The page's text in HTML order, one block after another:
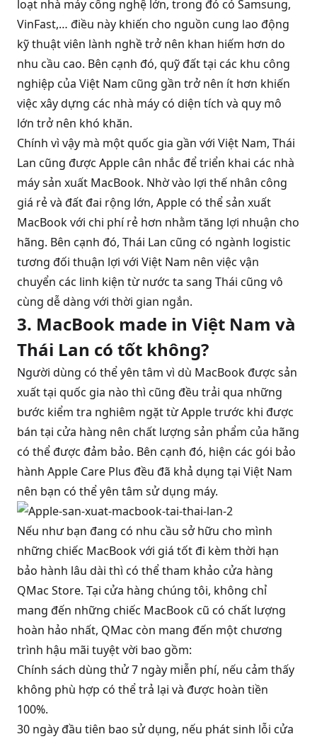
loạt nhà máy công nghệ lớn, trong đó có Samsung,
VinFast,… điều này khiến cho nguồn cung lao động
kỹ thuật viên lành nghề trở nên khan hiếm hơn do
nhu cầu cao. Bên cạnh đó, quỹ đất tại các khu công
nghiệp của Việt Nam cũng gần trở nên ít hơn khiến
việc xây dựng các nhà máy có diện tích và quy mô
lớn trở nên khó khăn.
Chính vì vậy mà một quốc gia gần với Việt Nam, Thái
Lan cũng được Apple cân nhắc để triển khai các nhà
máy sản xuất MacBook. Nhờ vào lợi thế nhân công
giá rẻ và đất đai rộng lớn, Apple có thể sản xuất
MacBook với chi phí rẻ hơn nhằm tăng lợi nhuận cho
hãng. Bên cạnh đó, Thái Lan cũng có ngành logistic
tương đối thuận lợi với Việt Nam nên việc vận
chuyển các linh kiện từ nước ta sang Thái cũng vô
cùng dễ dàng với thời gian ngắn.
3. MacBook made in Việt Nam và
Thái Lan có tốt không?
Người dùng có thể yên tâm vì dù MacBook được sản
xuất tại quốc gia nào thì cũng đều trải qua những
bước kiểm tra nghiêm ngặt từ Apple trước khi được
bán tại cửa hàng nên chất lượng sản phẩm của hãng
có thể được đảm bảo. Bên cạnh đó, hiện các gói bảo
hành Apple Care Plus đều đã khả dụng tại Việt Nam
nên bạn có thể yên tâm sử dụng máy.
Nếu như bạn đang có nhu cầu sở hữu cho mình
những chiếc MacBook với giá tốt đi kèm thời hạn
bảo hành lâu dài thì có thể tham khảo cửa hàng
QMac Store. Tại cửa hàng chúng tôi, không chỉ
mang đến những chiếc MacBook cũ có chất lượng
hoàn hảo nhất, QMac còn mang đến một chương
trình hậu mãi tuyệt vời bao gồm:
Chính sách dùng thử 7 ngày miễn phí, nếu cảm thấy
không phù hợp có thể trả lại và được hoàn tiền
100%.
30 ngày đầu tiên bao sử dụng, nếu phát sinh lỗi cửa